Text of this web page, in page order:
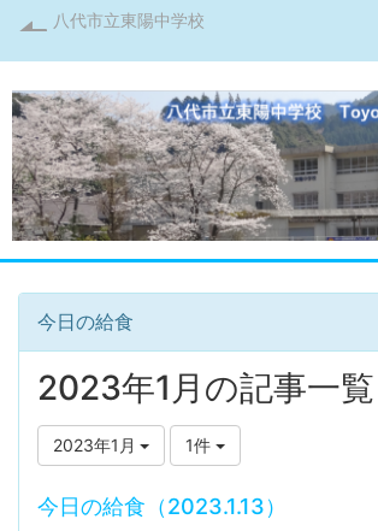
八代市立東陽中学校
今日の給食
2023年1月の記事一覧
2023年1月 1件
今日の給食（2023.1.13）